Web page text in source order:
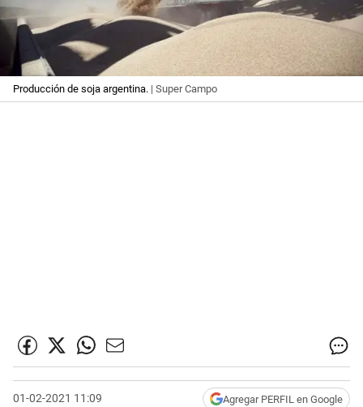
Producción de soja argentina. | Super Campo
01-02-2021 11:09 Agregar PERFIL en Google